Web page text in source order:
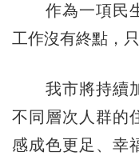
作為一項民生
工作沒有終點，
我市將持續加
不同層次人群的
感成色更足、幸